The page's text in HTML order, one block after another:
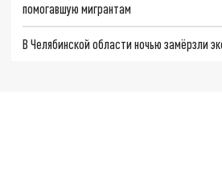
помогавшую мигрантам
В Челябинской области ночью замёрзли